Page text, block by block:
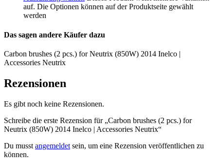
auf. Die Optionen können auf der Produktseite gewählt
werden
Das sagen andere Käufer dazu
Carbon brushes (2 pcs.) for Neutrix (850W) 2014 Inelco |
Accessories Neutrix
Rezensionen
Es gibt noch keine Rezensionen.
Schreibe die erste Rezension für „Carbon brushes (2 pcs.) for
Neutrix (850W) 2014 Inelco | Accessories Neutrix“
Du musst angemeldet sein, um eine Rezension veröffentlichen zu
können.